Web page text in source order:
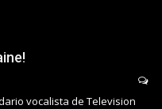
vocalista de Television